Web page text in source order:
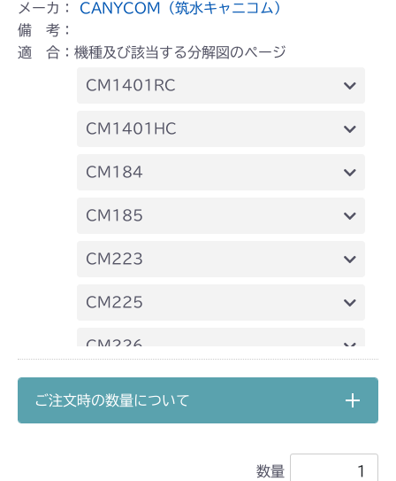
メーカ： CANYCOM（筑水キャニコム）
備 考：
適 合：機種及び該当する分解図のページ
CM1401RC
本体 FIG19 デフロック
CM1401HC
本体 FIG22 デフロック
CM184
本体 FIG28 デフロック
CM185
本体 FIG22 デフロック
CM223
本体 FIG21 刈刃ブレーキ
CM225
本体 FIG35 デフロック
CM226
本体 FIG23 デフロックレバー
ご注文時の数量について
数量